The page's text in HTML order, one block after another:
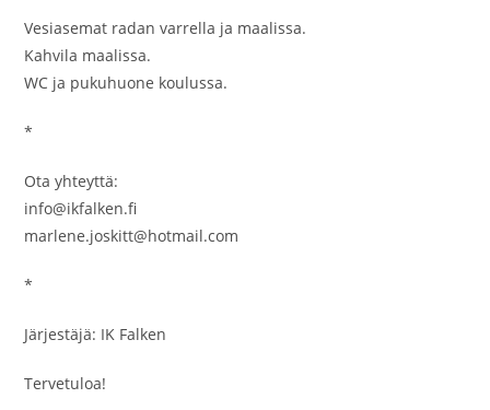
Vesiasemat radan varrella ja maalissa.
Kahvila maalissa.
WC ja pukuhuone koulussa.
*
Ota yhteyttä:
info@ikfalken.fi
marlene.joskitt@hotmail.com
*
Järjestäjä: IK Falken
Tervetuloa!